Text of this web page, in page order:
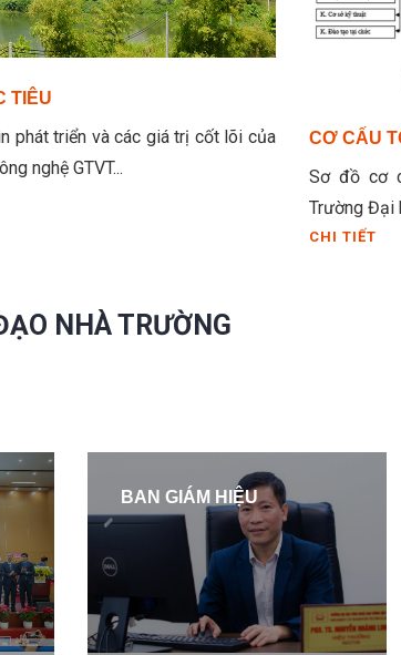
TIÊU
phát triển và các giá trị cốt lõi của
nghệ GTVT...
CƠ CẤU
Sơ đồ cơ
Trường Đại
CHI TIẾT
NHÀ TRƯỜNG
BAN GIÁM HIỆU